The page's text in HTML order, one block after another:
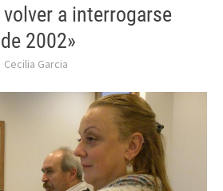
a interrogarse
2002»
Cecilia Garcia